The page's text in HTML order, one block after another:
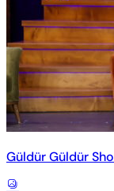
Güldür Güldür